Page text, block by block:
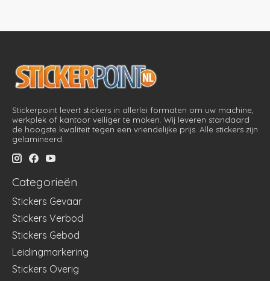
Stickerpoint levert stickers in allerlei formaten om uw machine,
werkplek of kantoor veiliger te maken. Wij leveren standaard
de hoogste kwaliteit tegen een vriendelijke prijs. Alle stickers zijn
gelamineerd.
Categorieën
Stickers Gevaar
Stickers Verbod
Stickers Gebod
Leidingmarkering
Stickers Overig